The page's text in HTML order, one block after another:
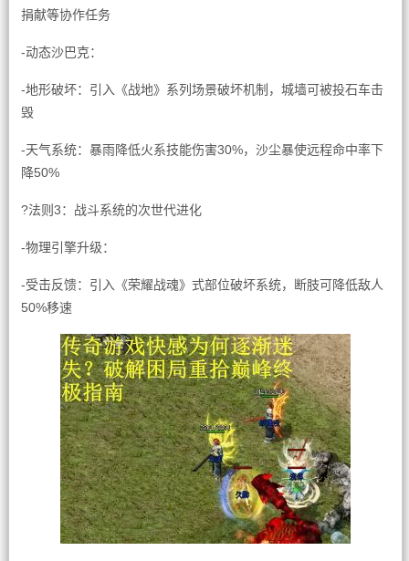
捐献等协作任务
-动态沙巴克：
-地形破坏：引入《战地》系列场景破坏机制，城墙可被投石车击
毁
-天气系统：暴雨降低火系技能伤害30%，沙尘暴使远程命中率下
降50%
?法则3：战斗系统的次世代进化
-物理引擎升级：
-受击反馈：引入《荣耀战魂》式部位破坏系统，断肢可降低敌人
50%移速